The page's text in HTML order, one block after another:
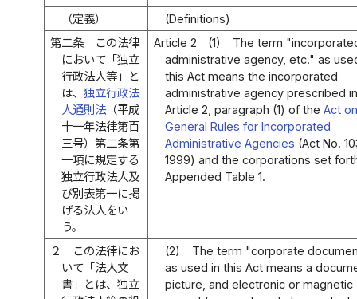
（定義）
(Definitions)
第二条
この法律
において「独立
行政法人等」と
は、独立行政法
人通則法（平成
十一年法律第百
三号）第二条第
一項に規定する
独立行政法人及
び別表第一に掲
げる法人をい
う。
Article 2 (1)
The term
administrative agency, etc." as
this Act means the incorporated
administrative agency prescribed
Article 2, paragraph (1) of theAct
General Rules for Incorporated
Administrative Agencies (Act No.
1999) and the corporations set
Appended Table 1.
２
この法律にお
いて「法人文
書」とは、独立
(2)
The term "corporate
as used in this Act means a
picture, and electronic or magnetic